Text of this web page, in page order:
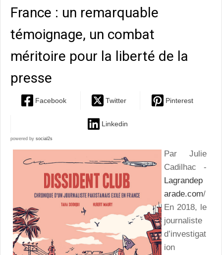
France : un remarquable
témoignage, un combat
méritoire pour la liberté de la
presse
Facebook Twitter Pinterest
Linkedin
powered by social2s
Par Julie
Cadilhac -
Lagrandep
arade.com/
En 2018, le
journaliste
d’investigat
ion